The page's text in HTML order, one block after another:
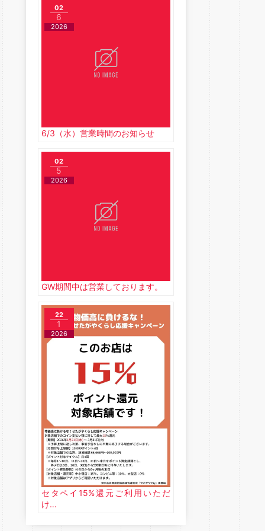
6/3（水）営業時間のお知らせ
02
6
2026
GW期間中は営業しております。
02
5
2026
セタペイ15%還元ご利用いただ
け…
22
1
2026